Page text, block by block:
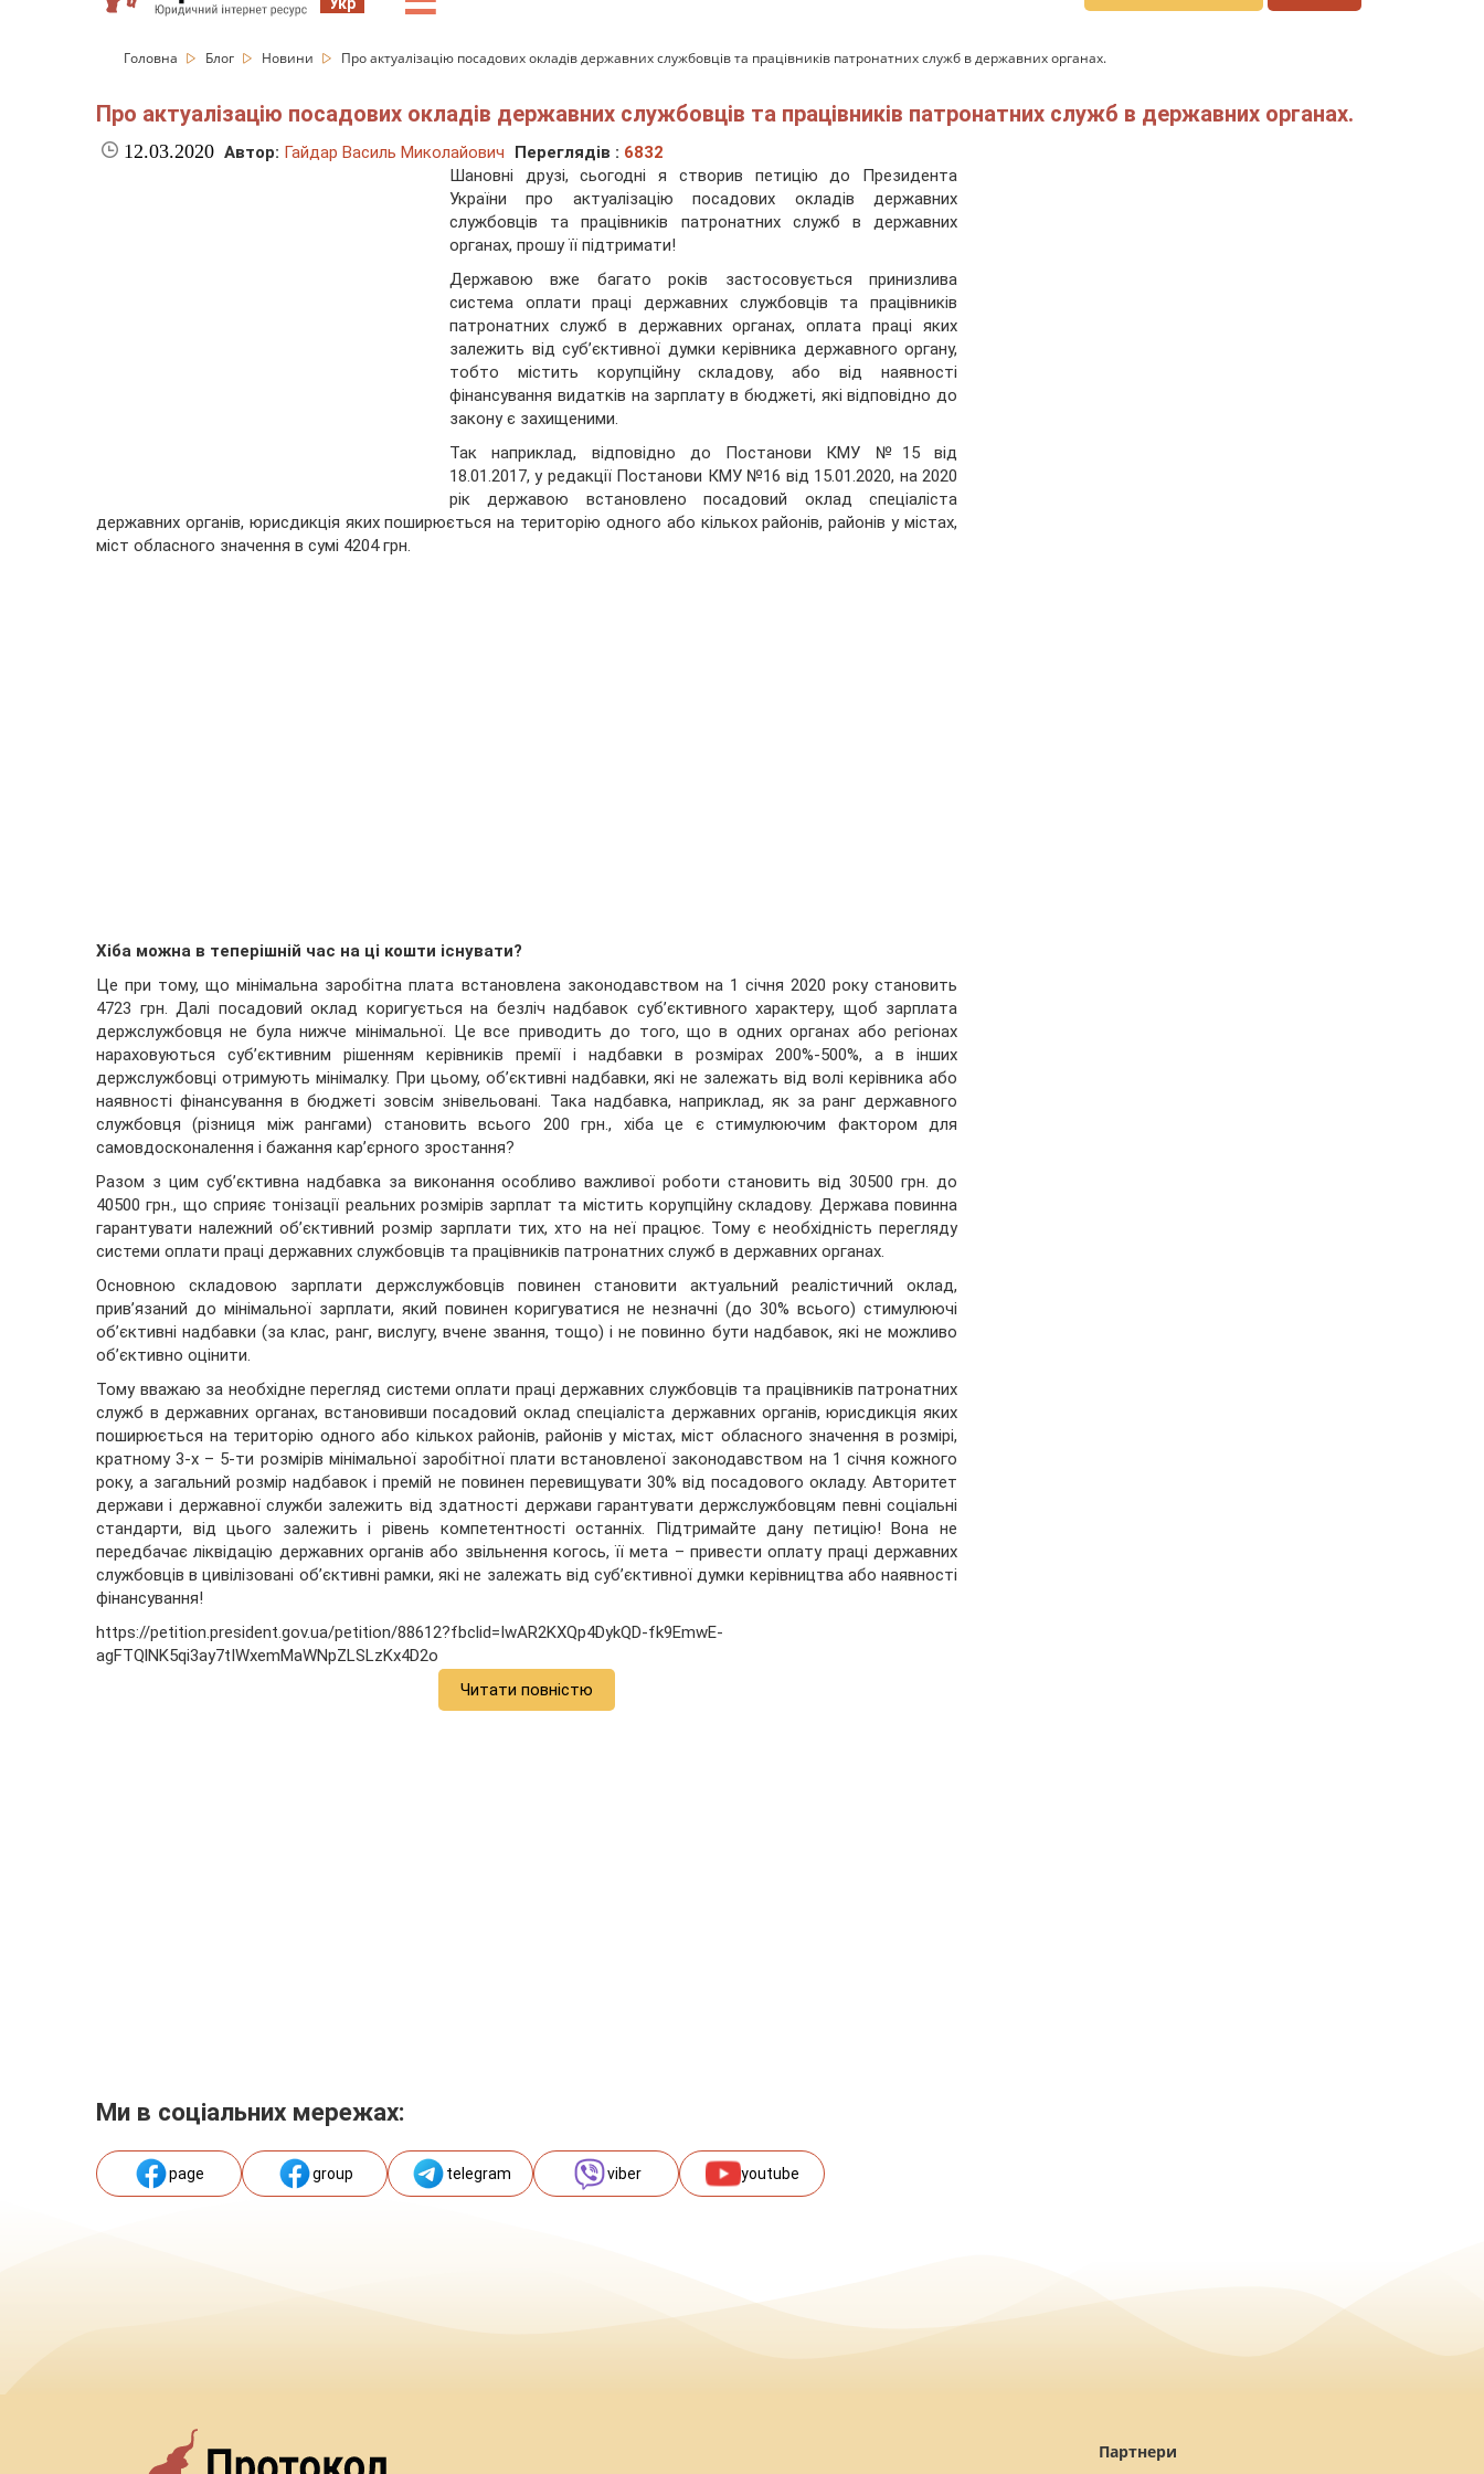
Головна Блог Новини Про актуалізацію посадових окладів державних службовців та працівників патронатних служб в державних органах.
Про актуалізацію посадових окладів державних службовців та працівників патронатних служб в державних органах.
12.03.2020 Автор: Гайдар Василь Миколайович Переглядів : 6832
Шановні друзі, сьогодні я створив петицію до Президента
України про актуалізацію посадових окладів державних
службовців та працівників патронатних служб в державних
органах, прошу її підтримати!
Державою вже багато років застосовується принизлива
система оплати праці державних службовців та працівників
патронатних служб в державних органах, оплата праці яких
залежить від суб’єктивної думки керівника державного органу,
тобто містить корупційну складову, або від наявності
фінансування видатків на зарплату в бюджеті, які відповідно до
закону є захищеними.
Так наприклад, відповідно до Постанови КМУ №15 від
18.01.2017, у редакції Постанови КМУ №16 від 15.01.2020, на 2020
рік державою встановлено посадовий оклад спеціаліста
державних органів, юрисдикція яких поширюється на територію одного або кількох районів, районів у містах,
міст обласного значення в сумі 4204 грн.
Хіба можна в теперішній час на ці кошти існувати?
Це при тому, що мінімальна заробітна плата встановлена законодавством на 1 січня 2020 року становить
4723 грн. Далі посадовий оклад коригується на безліч надбавок суб’єктивного характеру, щоб зарплата
держслужбовця не була нижче мінімальної. Це все приводить до того, що в одних органах або регіонах
нараховуються суб’єктивним рішенням керівників премії і надбавки в розмірах 200%-500%, а в інших
держслужбовці отримують мінімалку. При цьому, об’єктивні надбавки, які не залежать від волі керівника або
наявності фінансування в бюджеті зовсім знівельовані. Така надбавка, наприклад, як за ранг державного
службовця (різниця між рангами) становить всього 200 грн., хіба це є стимулюючим фактором для
самовдосконалення і бажання кар’єрного зростання?
Разом з цим суб’єктивна надбавка за виконання особливо важливої роботи становить від 30500 грн. до
40500 грн., що сприяє тонізації реальних розмірів зарплат та містить корупційну складову. Держава повинна
гарантувати належний об’єктивний розмір зарплати тих, хто на неї працює. Тому є необхідність перегляду
системи оплати праці державних службовців та працівників патронатних служб в державних органах.
Основною складовою зарплати держслужбовців повинен становити актуальний реалістичний оклад,
прив’язаний до мінімальної зарплати, який повинен коригуватися не незначні (до 30% всього) стимулюючі
об’єктивні надбавки (за клас, ранг, вислугу, вчене звання, тощо) і не повинно бути надбавок, які не можливо
об’єктивно оцінити.
Тому вважаю за необхідне перегляд системи оплати праці державних службовців та працівників патронатних
служб в державних органах, встановивши посадовий оклад спеціаліста державних органів, юрисдикція яких
поширюється на територію одного або кількох районів, районів у містах, міст обласного значення в розмірі,
кратному 3-х – 5-ти розмірів мінімальної заробітної плати встановленої законодавством на 1 січня кожного
року, а загальний розмір надбавок і премій не повинен перевищувати 30% від посадового окладу. Авторитет
держави і державної служби залежить від здатності держави гарантувати держслужбовцям певні соціальні
стандарти, від цього залежить і рівень компетентності останніх. Підтримайте дану петицію! Вона не
передбачає ліквідацію державних органів або звільнення когось, її мета – привести оплату праці державних
службовців в цивілізовані об’єктивні рамки, які не залежать від суб’єктивної думки керівництва або наявності
фінансування!
https://petition.president.gov.ua/petition/88612?fbclid=IwAR2KXQp4DykQD-fk9EmwE-
agFTQlNK5qi3ay7tIWxemMaWNpZLSLzKx4D2o
Читати повністю
Ми в соціальних мережах:
page group telegram viber youtube
Партнери